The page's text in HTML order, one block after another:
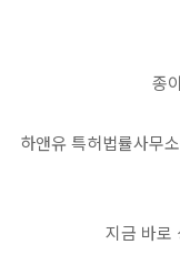
종
하앤유 특허법률사무
지금 바로